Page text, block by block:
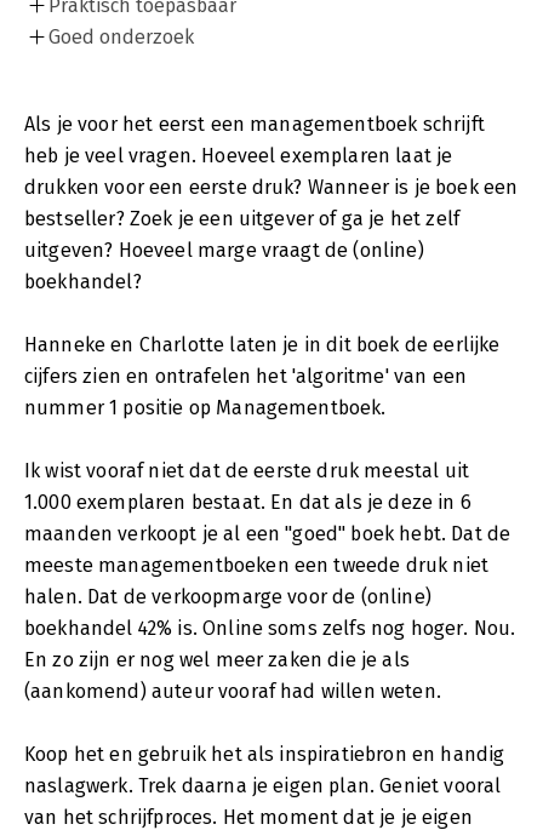
Praktisch toepasbaar
Goed onderzoek
Als je voor het eerst een managementboek schrijft
heb je veel vragen. Hoeveel exemplaren laat je
drukken voor een eerste druk? Wanneer is je boek een
bestseller? Zoek je een uitgever of ga je het zelf
uitgeven? Hoeveel marge vraagt de (online)
boekhandel?
Hanneke en Charlotte laten je in dit boek de eerlijke
cijfers zien en ontrafelen het 'algoritme' van een
nummer 1 positie op Managementboek.
Ik wist vooraf niet dat de eerste druk meestal uit
1.000 exemplaren bestaat. En dat als je deze in 6
maanden verkoopt je al een "goed" boek hebt. Dat de
meeste managementboeken een tweede druk niet
halen. Dat de verkoopmarge voor de (online)
boekhandel 42% is. Online soms zelfs nog hoger. Nou.
En zo zijn er nog wel meer zaken die je als
(aankomend) auteur vooraf had willen weten.
Koop het en gebruik het als inspiratiebron en handig
naslagwerk. Trek daarna je eigen plan. Geniet vooral
van het schrijfproces. Het moment dat je je eigen